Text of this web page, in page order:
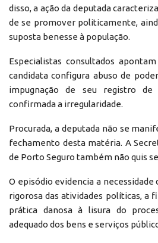
disso, a ação da deputada
de se promover politicamente,
suposta benesse à população.
Especialistas consultados
candidata configura abuso de
impugnação de seu registro de
confirmada a irregularidade.
Procurada, a deputada não se
fechamento desta matéria. A
de Porto Seguro também não quis
O episódio evidencia a necessidade
rigorosa das atividades políticas, a
prática danosa à lisura do
adequado dos bens e serviços